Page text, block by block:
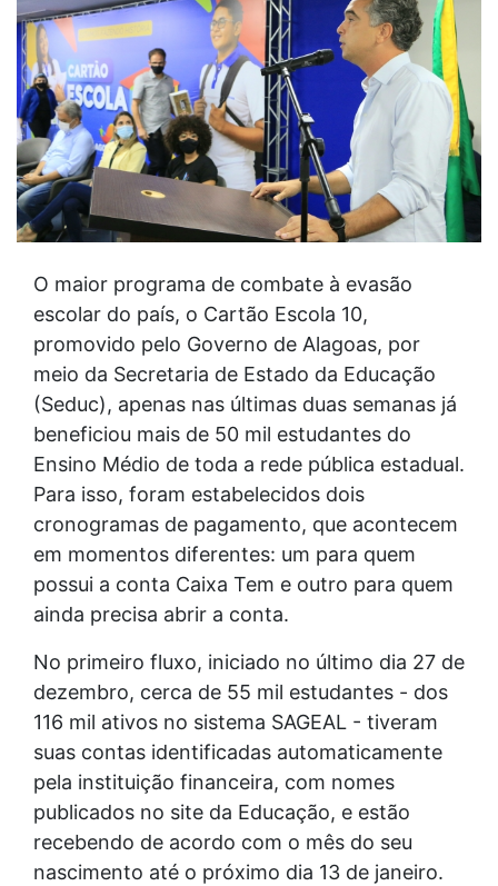
O maior programa de combate à evasão
escolar do país, o Cartão Escola 10,
promovido pelo Governo de Alagoas, por
meio da Secretaria de Estado da Educação
(Seduc), apenas nas últimas duas semanas já
beneficiou mais de 50 mil estudantes do
Ensino Médio de toda a rede pública estadual.
Para isso, foram estabelecidos dois
cronogramas de pagamento, que acontecem
em momentos diferentes: um para quem
possui a conta Caixa Tem e outro para quem
ainda precisa abrir a conta.
No primeiro fluxo, iniciado no último dia 27 de
dezembro, cerca de 55 mil estudantes - dos
116 mil ativos no sistema SAGEAL - tiveram
suas contas identificadas automaticamente
pela instituição financeira, com nomes
publicados no site da Educação, e estão
recebendo de acordo com o mês do seu
nascimento até o próximo dia 13 de janeiro.